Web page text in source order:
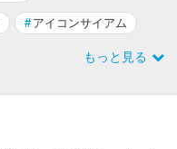
# アイコンサイアム
もっと見る